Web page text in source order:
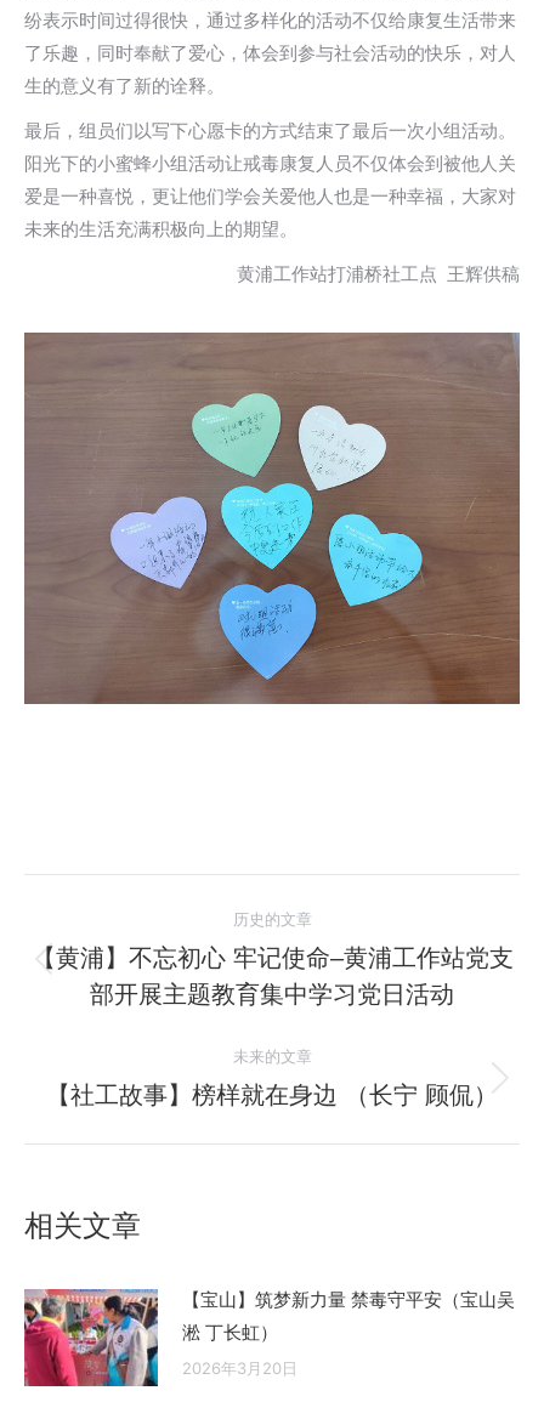
纷表示时间过得很快，通过多样化的活动不仅给康复生活带来
了乐趣，同时奉献了爱心，体会到参与社会活动的快乐，对人
生的意义有了新的诠释。
最后，组员们以写下心愿卡的方式结束了最后一次小组活动。
阳光下的小蜜蜂小组活动让戒毒康复人员不仅体会到被他人关
爱是一种喜悦，更让他们学会关爱他人也是一种幸福，大家对
未来的生活充满积极向上的期望。
黄浦工作站打浦桥社工点 王辉供稿
章
历史的文章
历
史
章：
【黄浦】不忘初心 牢记使命–黄浦工作站党支
部开展主题教育集中学习党日活动
未来的文章
未
【社工故事】榜样就在身边 （长宁 顾侃）
相关文章
【宝山】筑梦新力量 禁毒守平安（宝山吴
淞 丁长虹）
2026年3月20日